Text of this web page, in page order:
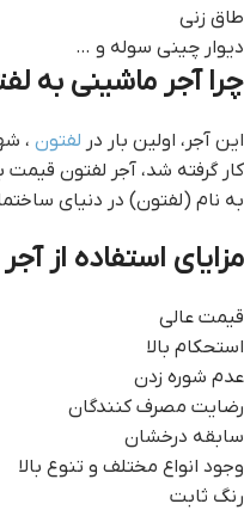
طاق زنی
دیوار چینی سوله و …
چرا آجر ماشینی به
این آجر، اولین بار در لفتون ،
به نام (لفتون) در دنیای
مزایای استفاده از آجر ۱۰ سوراخ لفتون
قیمت عالی
استحکام بالا
عدم شوره زدن
رضایت مصرف کنندگان
سابقه درخشان
وجود انواع مختلف و تنوع بالا
رنگ ثابت